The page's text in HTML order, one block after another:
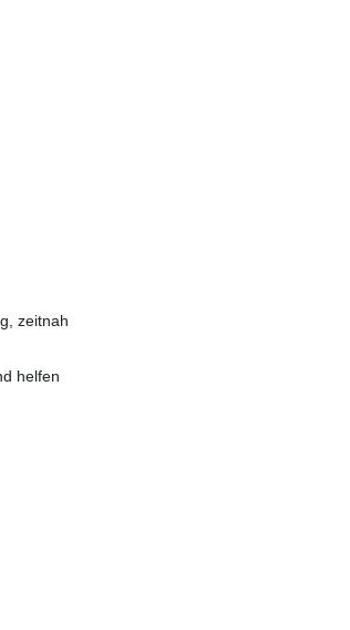
zeitnah
helfen